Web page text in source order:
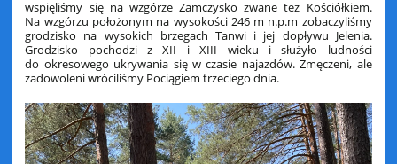
wspięliśmy się na wzgórze Zamczysko zwane też Kościółkiem.
Na wzgórzu położonym na wysokości 246 m n.p.m zobaczyliśmy
grodzisko na wysokich brzegach Tanwi i jej dopływu Jelenia.
Grodzisko pochodzi z XII i XIII wieku i służyło ludności
do okresowego ukrywania się w czasie najazdów. Zmęczeni, ale
zadowoleni wróciliśmy Pociągiem trzeciego dnia.